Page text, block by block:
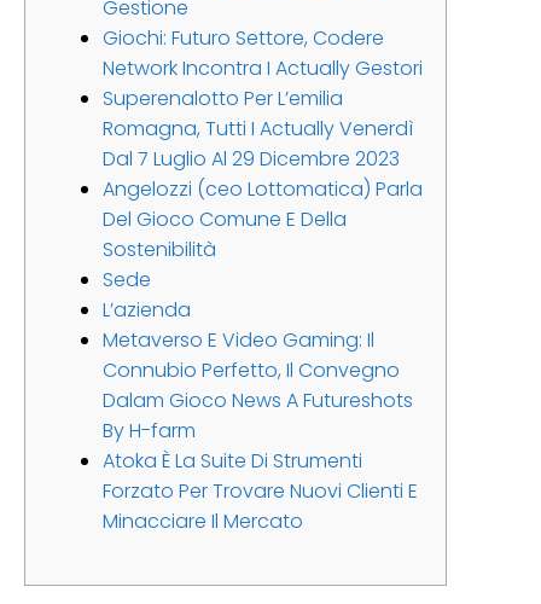
Gestione
Giochi: Futuro Settore, Codere
Network Incontra I Actually Gestori
Superenalotto Per L’emilia
Romagna, Tutti I Actually Venerdì
Dal 7 Luglio Al 29 Dicembre 2023
Angelozzi (ceo Lottomatica) Parla
Del Gioco Comune E Della
Sostenibilità
Sede
L’azienda
Metaverso E Video Gaming: Il
Connubio Perfetto, Il Convegno
Dalam Gioco News A Futureshots
By H-farm
Atoka È La Suite Di Strumenti
Forzato Per Trovare Nuovi Clienti E
Minacciare Il Mercato